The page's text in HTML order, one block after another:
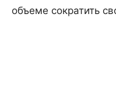
объеме сократить